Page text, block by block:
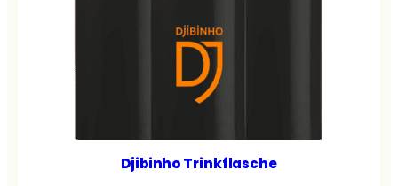
Djibinho Trinkflasche